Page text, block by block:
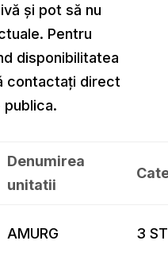
și pot să nu
Pentru
disponibilitatea
contactați direct
publica.
Denumirea
unitatii
AMURG 3